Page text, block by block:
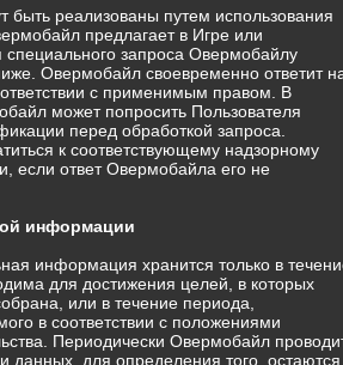
быть реализованы путем использования
предлагает в Игре или
специального запроса Овермобайлу
Овермобайл своевременно ответит
с применимым правом. В
может попросить Пользователя
перед обработкой запроса.
к соответствующему надзорному
если ответ Овермобайла его не
информации
информация хранится только в
для достижения целей, в которых
или в течение периода,
в соответствии с положениями
Периодически Овермобайл
данных, для определения того, остаются